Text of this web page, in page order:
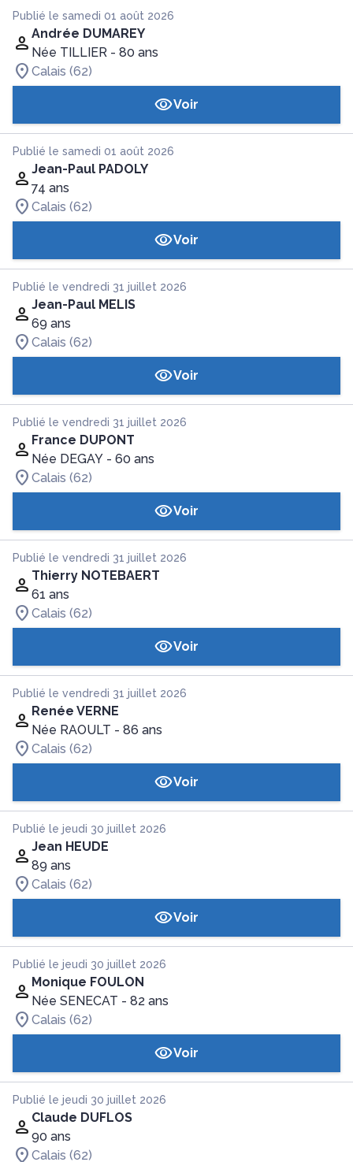
Publié le samedi 01 août 2026
Andrée DUMAREY
Née TILLIER - 80 ans
Calais (62)
Voir
Publié le samedi 01 août 2026
Jean-Paul PADOLY
74 ans
Calais (62)
Voir
Publié le vendredi 31 juillet 2026
Jean-Paul MELIS
69 ans
Calais (62)
Voir
Publié le vendredi 31 juillet 2026
France DUPONT
Née DEGAY - 60 ans
Calais (62)
Voir
Publié le vendredi 31 juillet 2026
Thierry NOTEBAERT
61 ans
Calais (62)
Voir
Publié le vendredi 31 juillet 2026
Renée VERNE
Née RAOULT - 86 ans
Calais (62)
Voir
Publié le jeudi 30 juillet 2026
Jean HEUDE
89 ans
Calais (62)
Voir
Publié le jeudi 30 juillet 2026
Monique FOULON
Née SENECAT - 82 ans
Calais (62)
Voir
Publié le jeudi 30 juillet 2026
Claude DUFLOS
90 ans
Calais (62)